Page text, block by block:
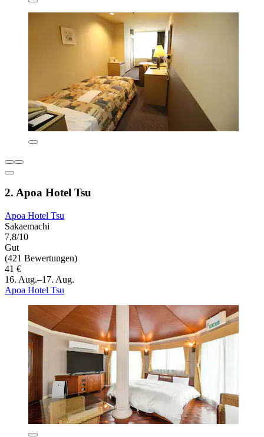
2. Apoa Hotel Tsu
Apoa Hotel Tsu
Sakaemachi
7,8/10
Gut
(421 Bewertungen)
41 €
16. Aug.–17. Aug.
Apoa Hotel Tsu